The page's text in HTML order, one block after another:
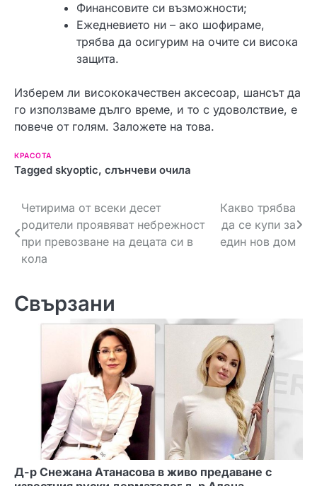
Финансовите си възможности;
Ежедневието ни – ако шофираме,
трябва да осигурим на очите си висока
защита.
Изберем ли висококачествен аксесоар, шансът да
го използваме дълго време, и то с удоволствие, е
повече от голям. Заложете на това.
КРАСОТА
Tagged skyoptic, слънчеви очила
Н
а
в
г
Четирима от всеки десет
родители проявяват небрежност
при превозване на децата си в
кола
Какво трябва
да се купи за
един нов дом
Свързани
Д-р Снежана Атанасова в живо предаване с